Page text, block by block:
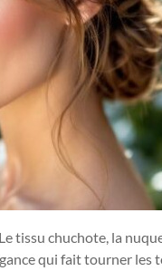
tissu chuchote, la
qui fait tourner les